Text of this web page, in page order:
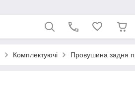
Комплектуючі Провушина задня